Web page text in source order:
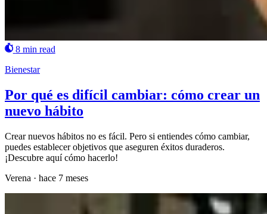
8 min read
Bienestar
Por qué es difícil cambiar: cómo crear un
nuevo hábito
Crear nuevos hábitos no es fácil. Pero si entiendes cómo cambiar,
puedes establecer objetivos que aseguren éxitos duraderos.
¡Descubre aquí cómo hacerlo!
Verena · hace 7 meses